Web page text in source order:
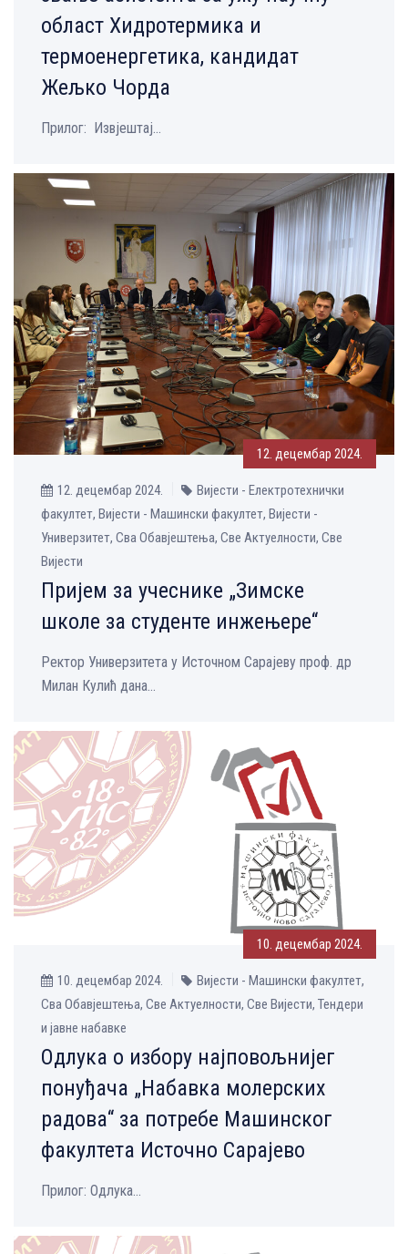
област Хидротермика и
термоенергетика, кандидат
Жељко Чорда
Прилог: Извјештај...
12. децембар 2024.
12. децембар 2024.
Вијести - Електротехнички
факултет, Вијести - Машински факултет, Вијести -
Универзитет, Сва Обавјештења, Све Aктуелности, Све
Вијести
Пријем за учеснике „Зимске
школе за студенте инжењере“
Ректор Универзитета у Источном Сарајеву проф. др
Милан Кулић дана...
10. децембар 2024.
10. децембар 2024.
Вијести - Машински факултет,
Сва Обавјештења, Све Aктуелности, Све Вијести, Тендери
и јавне набавке
Одлука о избору најповољнијег
понуђача „Набавка молерских
радова“ за потребе Машинског
факултета Источно Сарајево
Прилог: Одлука...